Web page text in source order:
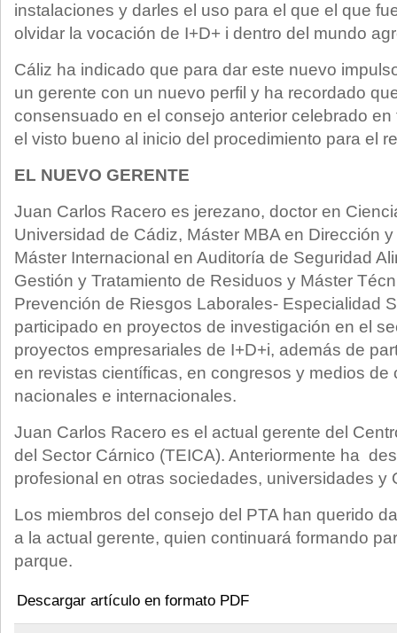
instalaciones y darles el uso para el que el que
olvidar la vocación de I+D+ i dentro del mundo
Cáliz ha indicado que para dar este nuevo
un gerente con un nuevo perfil y ha recordado
consensuado en el consejo anterior celebrado
el visto bueno al inicio del procedimiento para el
EL NUEVO GERENTE
Juan Carlos Racero es jerezano, doctor en
Universidad de Cádiz, Máster MBA en Dirección
Máster Internacional en Auditoría de Seguridad
Gestión y Tratamiento de Residuos y Máster
Prevención de Riesgos Laborales- Especialidad
participado en proyectos de investigación en el
proyectos empresariales de I+D+i, además de
en revistas científicas, en congresos y medios de
nacionales e internacionales.
Juan Carlos Racero es el actual gerente del
del Sector Cárnico (TEICA). Anteriormente ha
profesional en otras sociedades, universidades y
Los miembros del consejo del PTA han querido
a la actual gerente, quien continuará formando
parque.
Descargar artículo en formato PDF